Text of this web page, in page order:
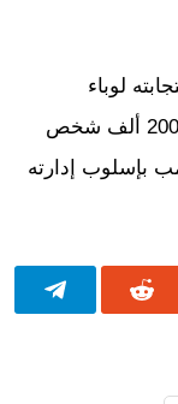
لوباء
فيروس كورونا الذي أودى بحياة أكثر من 200 ألف شخص
بإسلوب إدارته